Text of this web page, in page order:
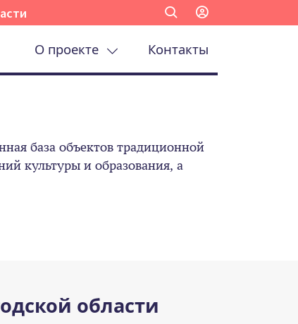
О проекте Контакты
база объектов традиционной
культуры и образования, а
области